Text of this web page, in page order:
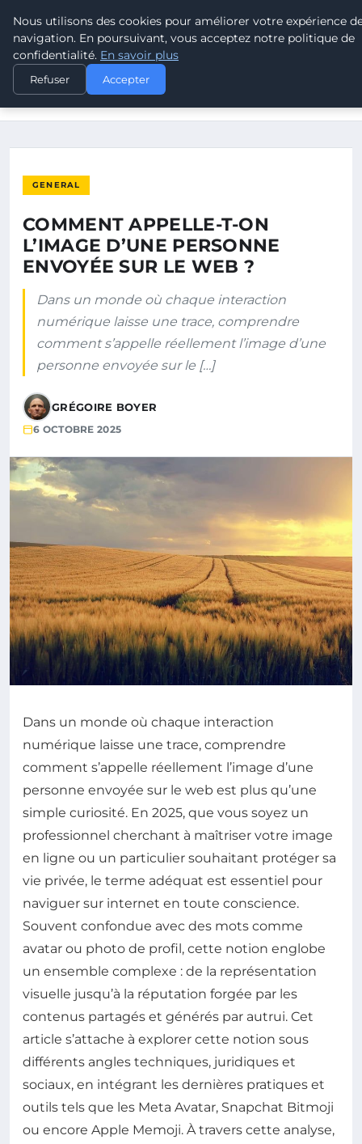
POUVOIR OUVRIER
ACCUEIL
COMMENT APPELLE-T-ON L’IMAGE D’UNE PERSONNE ENVOYÉE
GENERAL
COMMENT APPELLE-T-ON
L’IMAGE D’UNE PERSONNE
ENVOYÉE SUR LE WEB ?
Dans un monde où chaque interaction
numérique laisse une trace, comprendre
comment s’appelle réellement l’image d’une
personne envoyée sur le […]
GRÉGOIRE BOYER
6 OCTOBRE 2025
Dans un monde où chaque interaction
numérique laisse une trace, comprendre
comment s’appelle réellement l’image d’une
personne envoyée sur le web est plus qu’une
simple curiosité. En 2025, que vous soyez un
professionnel cherchant à maîtriser votre image
en ligne ou un particulier souhaitant protéger sa
vie privée, le terme adéquat est essentiel pour
naviguer sur internet en toute conscience.
Souvent confondue avec des mots comme
avatar ou photo de profil, cette notion englobe
un ensemble complexe : de la représentation
visuelle jusqu’à la réputation forgée par les
contenus partagés et générés par autrui. Cet
article s’attache à explorer cette notion sous
différents angles techniques, juridiques et
sociaux, en intégrant les dernières pratiques et
outils tels que les Meta Avatar, Snapchat Bitmoji
ou encore Apple Memoji. À travers cette analyse,
Nous utilisons des cookies pour améliorer votre expérience
navigation. En poursuivant, vous acceptez notre politique de
confidentialité. En savoir plus
Refuser Accepter